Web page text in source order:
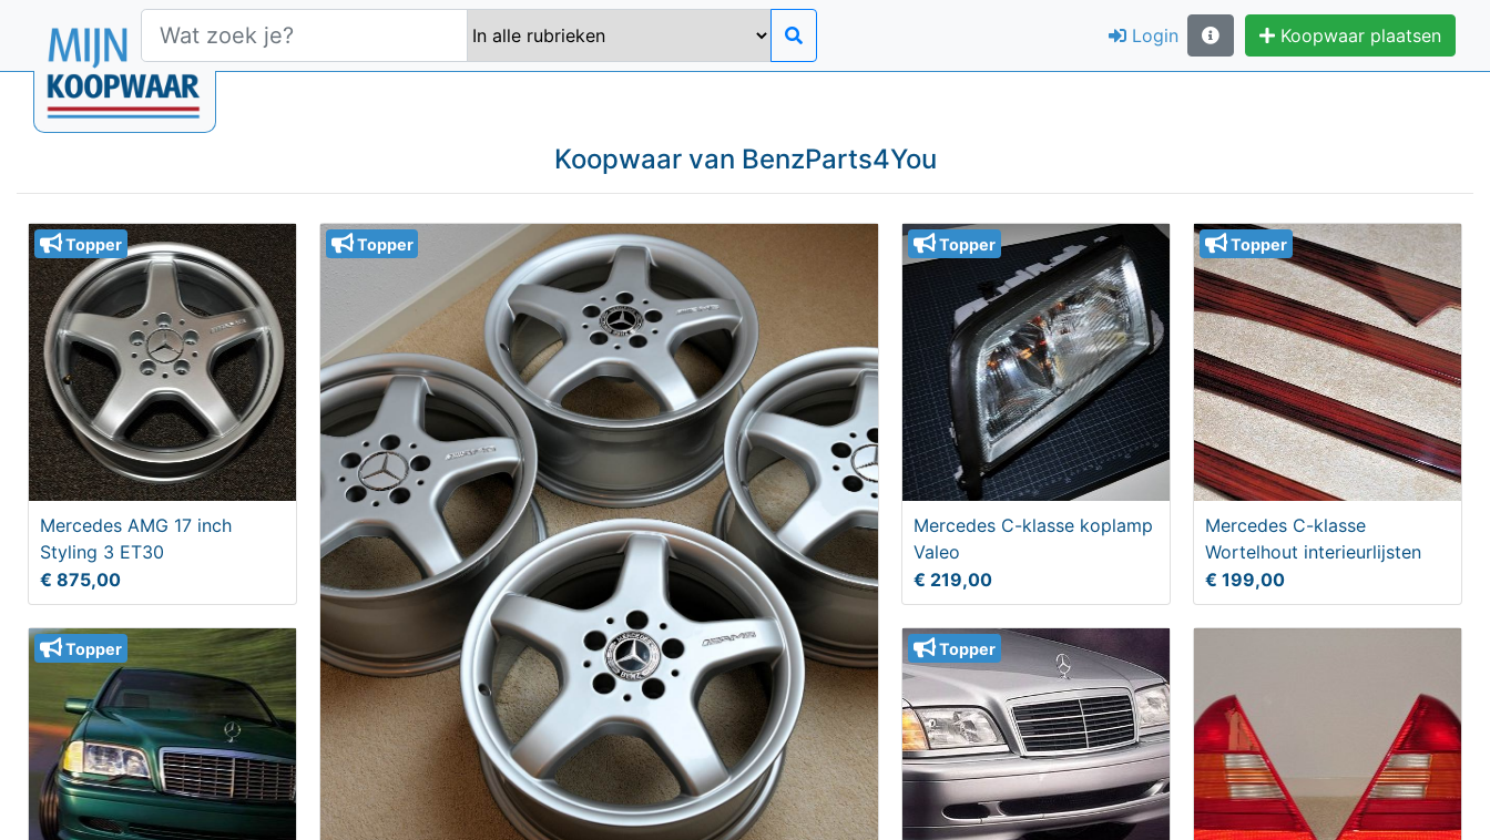
Login Koopwaar plaatsen
Koopwaar van BenzParts4You
Topper
Mercedes AMG 17 inch
Styling 3 ET30
€ 875,00
Topper Topper
Mercedes C-klasse koplamp
Valeo
€ 219,00
Topper
Mercedes C-klasse
Wortelhout interieurlijsten
€ 199,00
Topper Topper